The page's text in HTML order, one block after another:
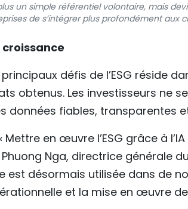
un simple référentiel volontaire, mais
de s’intégrer plus profondément aux
croissance
défis de l’ESG réside
obtenus. Les investisseurs ne
données fiables, transparentes
en œuvre l’ESG grâce à
Nga, directrice générale
est désormais utilisée dans de
et la mise en œuvre